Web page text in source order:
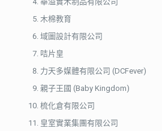
木棉教育
域圖設計有限公司
咭片皇
力天多媒體有限公司 (DCFever)
親子王國 (Baby Kingdom)
梳化倉有限公司
皇室實業集團有限公司